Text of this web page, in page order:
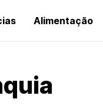
Alimentação